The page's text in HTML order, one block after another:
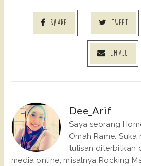
SHARE TWEET
EMAIL
Dee_Arif
Saya seorang
Omah Rame.
tulisan diterbitkan
media online, misalnya Rocking